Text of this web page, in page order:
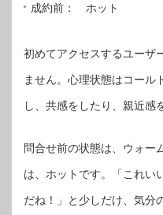
成約前： ホット
初めてアクセスするユーザ
ません。心理状態はコール
し、共感をしたり、親近感
問合せ前の状態は、ウォー
は、ホットです。「これい
だね！」と少しだけ、気分